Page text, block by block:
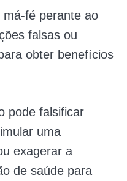
má-fé perante ao
falsas ou
obter benefícios
pode falsificar
uma
exagerar a
de saúde para